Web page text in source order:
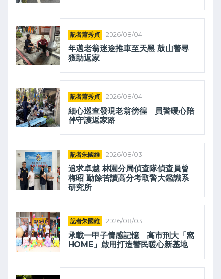
記者蕭秀貞 2026/08/04
年邁老翁迷途推車至天黑 鼓山警尋
獲助返家
記者蕭秀貞 2026/08/04
細心巡查發現老翁徬徨 員警暖心陪
伴守護返家路
記者朱國維 2026/08/03
追求卓越 林園分局偵查隊偵查員曾
梅昭 勤餘苦讀高分考取警大鑑識系
研究所
記者朱國維 2026/08/03
承載一甲子情感記憶 高市刑大「窩
HOME」啟用打造警民暖心新基地